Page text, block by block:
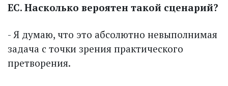
ЕС. Насколько вероятен такой сценарий?
- Я думаю, что это абсолютно невыполнимая
задача с точки зрения практического
претворения.